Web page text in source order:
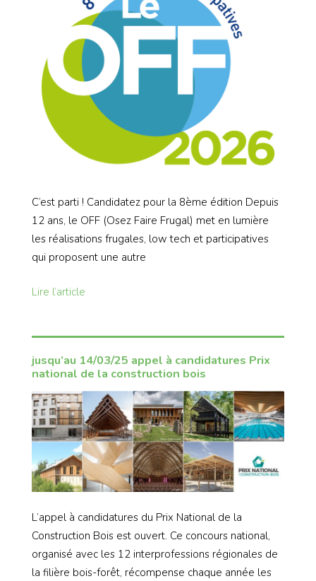
C’est parti ! Candidatez pour la 8ème édition Depuis
12 ans, le OFF (Osez Faire Frugal) met en lumière
les réalisations frugales, low tech et participatives
qui proposent une autre
Lire l’article
jusqu’au 14/03/25 appel à candidatures Prix
national de la construction bois
L’appel à candidatures du Prix National de la
Construction Bois est ouvert. Ce concours national,
organisé avec les 12 interprofessions régionales de
la filière bois-forêt, récompense chaque année les